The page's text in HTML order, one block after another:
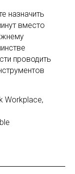
назначить
вместо
проводить
Workplace,